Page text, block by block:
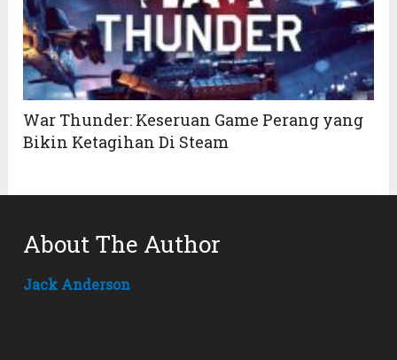
War Thunder: Keseruan Game Perang yang
Bikin Ketagihan Di Steam
About The Author
Jack Anderson